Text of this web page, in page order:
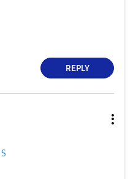
REPLY
جالاكسى S